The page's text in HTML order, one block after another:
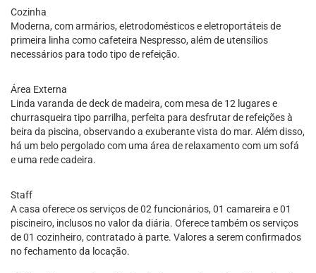
Cozinha
Moderna, com armários, eletrodomésticos e eletroportáteis de
primeira linha como cafeteira Nespresso, além de utensílios
necessários para todo tipo de refeição.
Área Externa
Linda varanda de deck de madeira, com mesa de 12 lugares e
churrasqueira tipo parrilha, perfeita para desfrutar de refeições à
beira da piscina, observando a exuberante vista do mar. Além disso,
há um belo pergolado com uma área de relaxamento com um sofá
e uma rede cadeira.
Staff
A casa oferece os serviços de 02 funcionários, 01 camareira e 01
piscineiro, inclusos no valor da diária. Oferece também os serviços
de 01 cozinheiro, contratado à parte. Valores a serem confirmados
no fechamento da locação.